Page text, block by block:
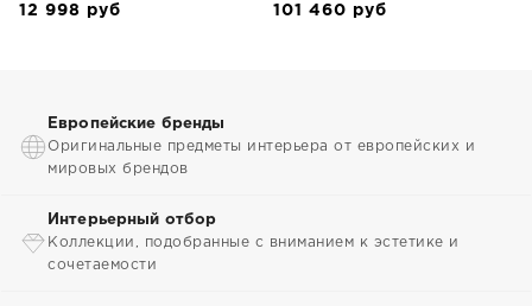
12 998 руб 101 460 руб
Европейские бренды
Оригинальные предметы интерьера от европейских и
мировых брендов
Интерьерный отбор
Коллекции, подобранные с вниманием к эстетике и
сочетаемости